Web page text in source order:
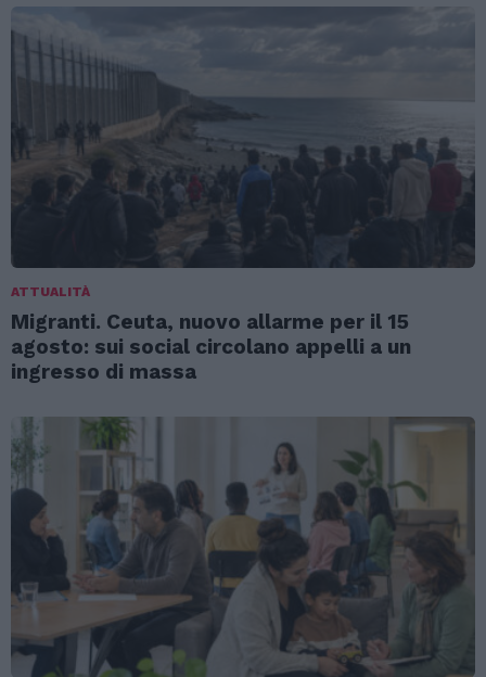
ATTUALITÀ
Migranti. Ceuta, nuovo allarme per il 15
agosto: sui social circolano appelli a un
ingresso di massa